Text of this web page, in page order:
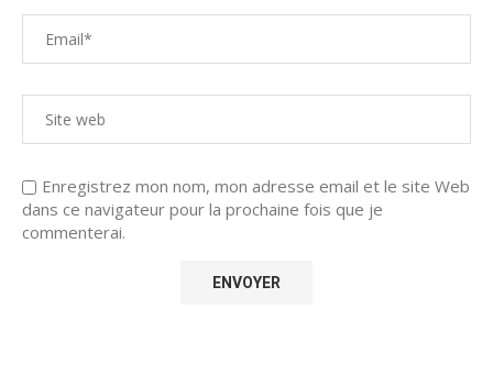
Enregistrez mon nom, mon adresse email et le site Web
dans ce navigateur pour la prochaine fois que je
commenterai.